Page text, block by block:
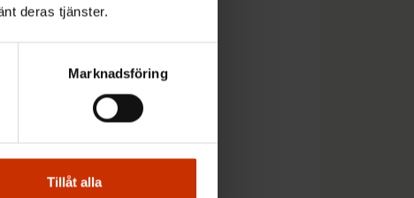
deras tjänster.
Marknadsföring
Tillåt alla